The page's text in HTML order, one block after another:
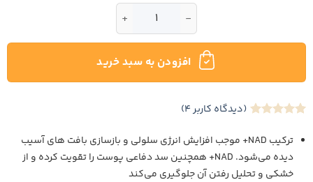
کرم دور چشم NAD+ و رتینول شماره ۹ نامبوزین عدد
افزودن به سبد خرید
5 امتیاز
مشتری
(دیدگاه کاربر4
)
ترکیب NAD+ موجب افزایش انرژی سلولی و بازسازی بافت‌ های آسیب‌
دیده می‌شود. NAD+ همچنین سد دفاعی پوست را تقویت کرده و از
خشکی و تحلیل رفتن آن جلوگیری می‌کند